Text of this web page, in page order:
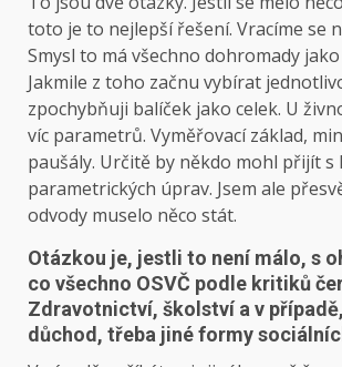
toto je to nejlepší řešení. Vracíme se
Smysl to má všechno dohromady
Jakmile z toho začnu vybírat
zpochybňuji balíček jako celek. U
víc parametrů. Vyměřovací základ,
paušály. Určitě by někdo mohl přijít s
parametrických úprav. Jsem ale
odvody muselo něco stát.
Otázkou je, jestli to není málo, s
co všechno OSVČ podle kritiků
Zdravotnictví, školství a v
důchod, třeba jiné formy